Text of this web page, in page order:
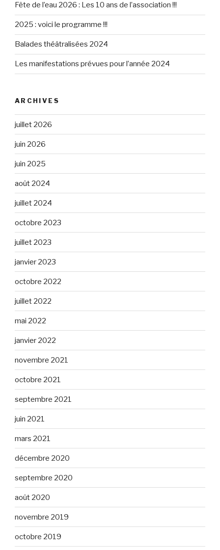
Fête de l’eau 2026 : Les 10 ans de l’association !!!
2025 : voici le programme !!!
Balades théâtralisées 2024
Les manifestations prévues pour l’année 2024
ARCHIVES
juillet 2026
juin 2026
juin 2025
août 2024
juillet 2024
octobre 2023
juillet 2023
janvier 2023
octobre 2022
juillet 2022
mai 2022
janvier 2022
novembre 2021
octobre 2021
septembre 2021
juin 2021
mars 2021
décembre 2020
septembre 2020
août 2020
novembre 2019
octobre 2019